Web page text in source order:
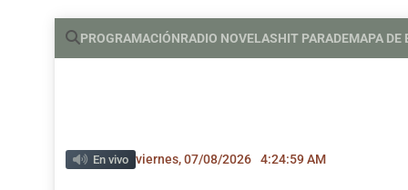
Saltar
PROGRAMACIÓNRADIO NOVELASHIT PARADEMAPA DE
En vivo viernes, 07/08/2026 4:24:59 AM